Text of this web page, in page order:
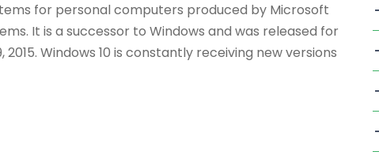
for personal computers produced by Microsoft
It is a successor to Windows and was released for
Windows 10 is constantly receiving new versions